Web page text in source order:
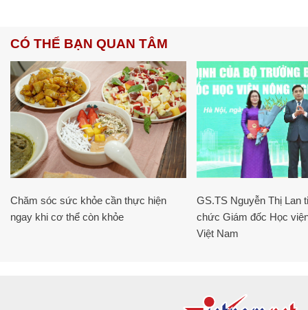
CÓ THỂ BẠN QUAN TÂM
Chăm sóc sức khỏe cần thực hiện
ngay khi cơ thể còn khỏe
GS.TS Nguyễn Thị Lan
chức Giám đốc Học
Việt Nam